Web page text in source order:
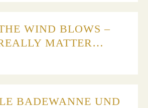
WIND BLOWS –
MATTER…
BADEWANNE UND